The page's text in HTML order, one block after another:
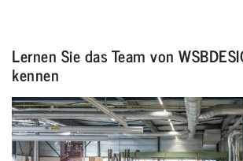
Lernen Sie das Team von
kennen